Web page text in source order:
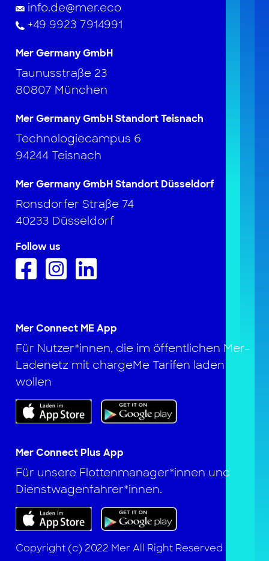
Mer Connect ME App
Für Nutzer*innen, die im öffentlichen Mer-
Ladenetz mit chargeMe Tarifen laden
wollen
Mer Connect Plus App
Für unsere Flottenmanager*innen und
Dienstwagenfahrer*innen.
Copyright (c) 2022 Mer All Right Reserved
info.de@mer.eco
+49 9923 7914991
Mer Germany GmbH
Taunusstraße 23
80807 München
Mer Germany GmbH Standort Teisnach
Technologiecampus 6
94244 Teisnach
Mer Germany GmbH Standort Düsseldorf
Ronsdorfer Straße 74
40233 Düsseldorf
Follow us